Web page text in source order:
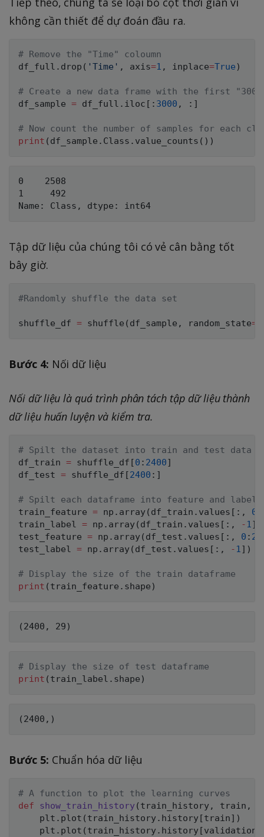
không cần thiết để dự đoán đầu ra.
# Remove the "Time" coloumn
df_full . drop ( 'Time' , axis=1 , inplace=True )
# Create a new data frame with the first
df_sample = df_full . iloc [ : 3000 , : ]
# Now count the number of samples for each
print ( df_sample . Class . value_counts ( ) )
0    2508
1     492
Tập dữ liệu của chúng tôi có vẻ cân bằng tốt
bây giờ.
#Randomly shuffle the data set
shuffle_df = shuffle ( df_sample , random_state=
Bước 4: Nối dữ liệu
Nối dữ liệu là quá trình phân tách tập dữ liệu thành
dữ liệu huấn luyện và kiểm tra.
# Spilt the dataset into train and test data
df_train = shuffle_df [0 : 2400]
df_test = shuffle_df [2400 : ]
# Spilt each dataframe into feature and label
train_feature = np . array( df_train . values [ : , 0
train_label = np . array( df_train . values [ : , - 1]
test_feature = np . array( df_test . values [ : , 0 : 29
test_label = np . array( df_test . values [ : , - 1] )
# Display the size of the train dataframe
print ( train_feature . shape )
# Display the size of test dataframe
print ( train_label . shape )
Bước 5: Chuẩn hóa dữ liệu
# A function to plot the learning curves
def
show_train_history ( train_history, train ,
    plt
. plot ( train_history. history[train] )
    plt
. plot ( train_history. history[validation